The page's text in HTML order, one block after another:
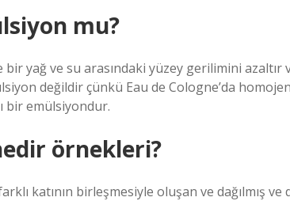
mu?
yağ ve su arasındaki yüzey gerilimini azaltır ve
değildir çünkü Eau de Cologne’da
bir emülsiyondur.
örnekleri?
katının birleşmesiyle oluşan ve dağılmış